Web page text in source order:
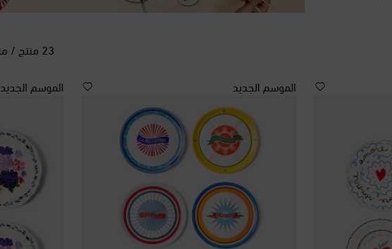
23 منتج / منتجات
الموسم الجديد الموسم الجديد